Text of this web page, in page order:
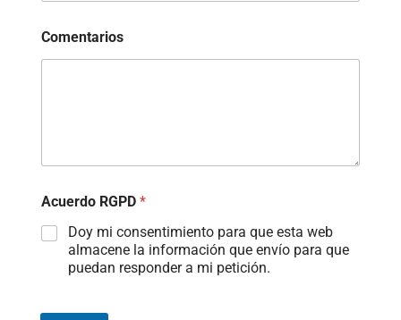
Comentarios
Acuerdo RGPD *
Doy mi consentimiento para que esta web
almacene la información que envío para que
puedan responder a mi petición.